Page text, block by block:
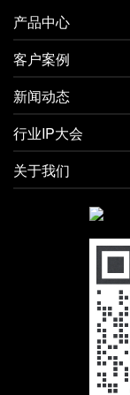
产品中心
客户案例
新闻动态
行业IP大会
关于我们